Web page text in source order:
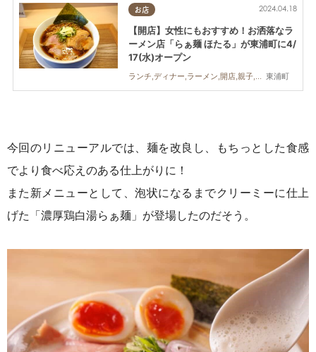
お店
東浦町
2024.04.18
【開店】女性にもおすすめ！お洒落なラ
ーメン店「らぁ麺 ほたる」が東浦町に4/
17(水)オープン
ランチ,ディナー,ラーメン,開店,親子,おひとりさま
今回のリニューアルでは、麺を改良し、もちっとした食感
でより食べ応えのある仕上がりに！
また新メニューとして、泡状になるまでクリーミーに仕上
げた「濃厚鶏白湯らぁ麺」が登場したのだそう。